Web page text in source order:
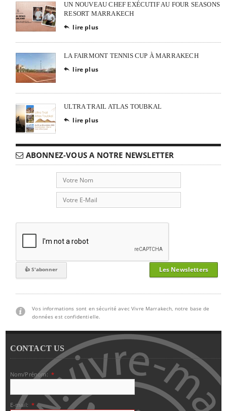
UN NOUVEAU CHEF EXÉCUTIF AU FOUR SEASONS
RESORT MARRAKECH
 lire plus
LA FAIRMONT TENNIS CUP À MARRAKECH
 lire plus
ULTRA TRAIL ATLAS TOUBKAL
 lire plus
ABONNEZ-VOUS A NOTRE NEWSLETTER
Les Newsletters
Vos informations sont en sécurité avec Vivre Marrakech, notre base de
données est confidentielle.
CONTACT US
Nom/Prénom: *
E-mail: *